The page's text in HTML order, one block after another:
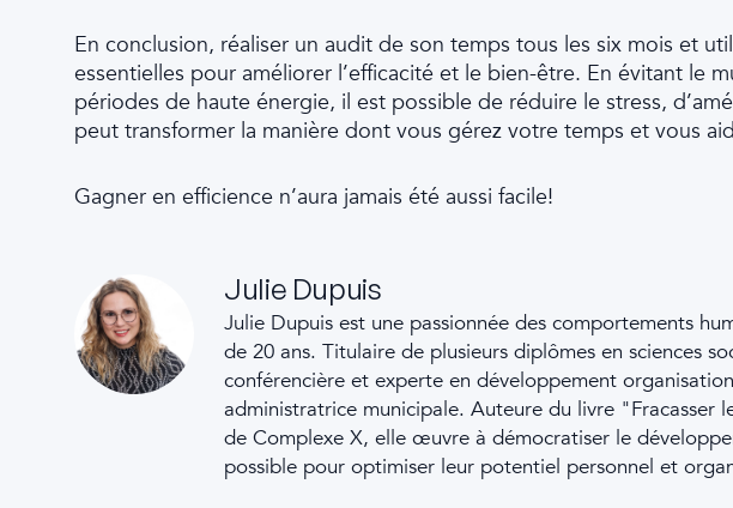
En conclusion, réaliser un audit de son temps tous les six mois et
essentielles pour améliorer l’efficacité et le bien-être. En évitant le
périodes de haute énergie, il est possible de réduire le stress,
peut transformer la manière dont vous gérez votre temps et vous
Gagner en efficience n’aura jamais été aussi facile!
Julie Dupuis
Julie Dupuis est une passionnée des comportements
de 20 ans. Titulaire de plusieurs diplômes en sciences
conférencière et experte en développement
administratrice municipale. Auteure du livre "Fracasser
de Complexe X, elle œuvre à démocratiser le
possible pour optimiser leur potentiel personnel et